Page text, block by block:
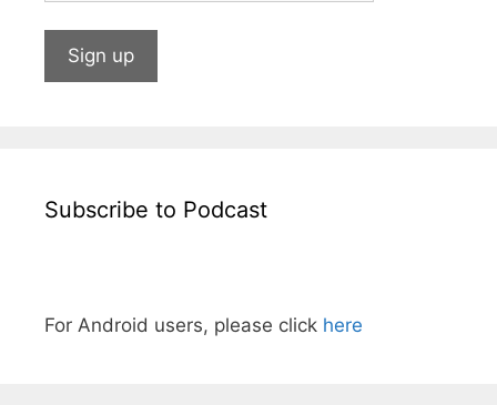
Subscribe to Podcast
For Android users, please click here